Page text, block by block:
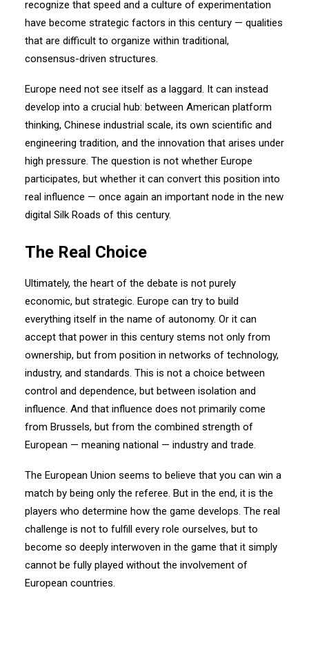
recognize that speed and a culture of experimentation
have become strategic factors in this century — qualities
that are difficult to organize within traditional,
consensus-driven structures.
Europe need not see itself as a laggard. It can instead
develop into a crucial hub: between American platform
thinking, Chinese industrial scale, its own scientific and
engineering tradition, and the innovation that arises under
high pressure. The question is not whether Europe
participates, but whether it can convert this position into
real influence — once again an important node in the new
digital Silk Roads of this century.
The Real Choice
Ultimately, the heart of the debate is not purely
economic, but strategic. Europe can try to build
everything itself in the name of autonomy. Or it can
accept that power in this century stems not only from
ownership, but from position in networks of technology,
industry, and standards. This is not a choice between
control and dependence, but between isolation and
influence. And that influence does not primarily come
from Brussels, but from the combined strength of
European — meaning national — industry and trade.
The European Union seems to believe that you can win a
match by being only the referee. But in the end, it is the
players who determine how the game develops. The real
challenge is not to fulfill every role ourselves, but to
become so deeply interwoven in the game that it simply
cannot be fully played without the involvement of
European countries.